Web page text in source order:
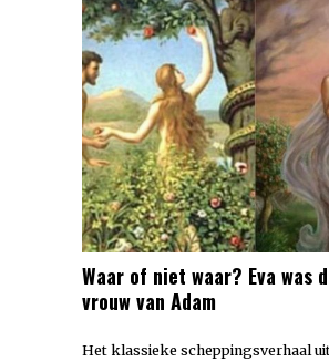
Waar of niet waar? Eva was
vrouw van Adam
Het klassieke scheppingsverhaal